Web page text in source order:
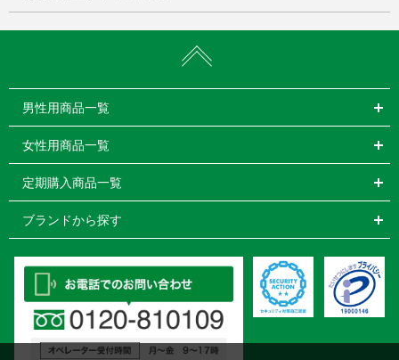
男性用商品一覧
女性用商品一覧
定期購入商品一覧
ブランドから探す